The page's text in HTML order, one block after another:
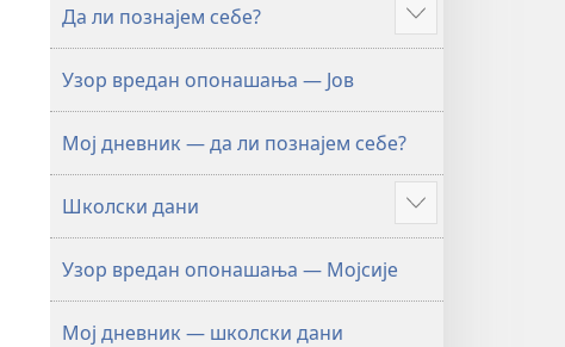
Да ли познајем себе? Више
Узор вредан опонашања — Јов
Мој дневник — да ли познајем себе?
Школски дани Више
Узор вредан опонашања — Мојсије
Мој дневник — школски дани